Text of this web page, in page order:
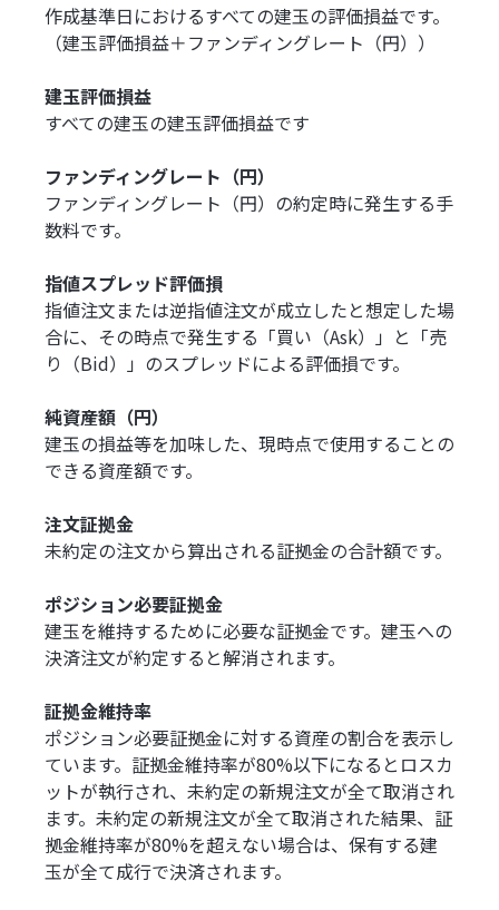
作成基準日におけるすべての建玉の評価損益です。
（建玉評価損益＋ファンディングレート（円））
建玉評価損益
すべての建玉の建玉評価損益です
ファンディングレート（円）
ファンディングレート（円）の約定時に発生する手
数料です。
指値スプレッド評価損
指値注文または逆指値注文が成立したと想定した場
合に、その時点で発生する「買い（Ask）」と「売
り（Bid）」のスプレッドによる評価損です。
純資産額（円）
建玉の損益等を加味した、現時点で使用することの
できる資産額です。
注文証拠金
未約定の注文から算出される証拠金の合計額です。
ポジション必要証拠金
建玉を維持するために必要な証拠金です。建玉への
決済注文が約定すると解消されます。
証拠金維持率
ポジション必要証拠金に対する資産の割合を表示し
ています。証拠金維持率が80%以下になるとロスカ
ットが執行され、未約定の新規注文が全て取消され
ます。未約定の新規注文が全て取消された結果、証
拠金維持率が80%を超えない場合は、保有する建
玉が全て成行で決済されます。